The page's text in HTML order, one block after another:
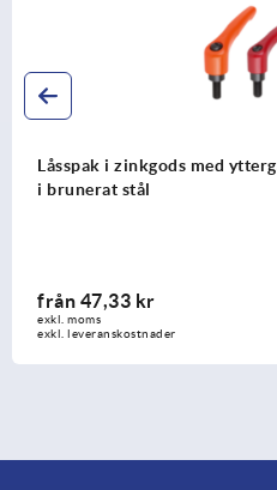
Låsspak i zinkgods med
i brunerat stål
från 47,33 kr
exkl. moms
exkl. leveranskostnader